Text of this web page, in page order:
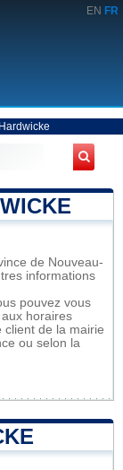
EN FR
Hardwicke
de Nouveau-
informations
pouvez vous
horaires
client de la mairie
ou selon la